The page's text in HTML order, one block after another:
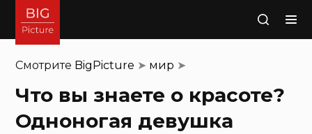
Поиск
Смотрите BigPicture ➤ мир ➤
Что вы знаете о красоте?
Одноногая девушка